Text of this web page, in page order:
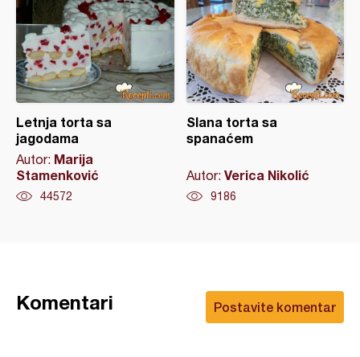
Letnja torta sa
jagodama
Autor: Marija
Stamenković
44572
Slana torta sa
spanaćem
Autor: Verica Nikolić
9186
Postavite komentar
Komentari